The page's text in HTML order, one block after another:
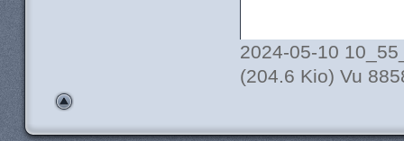
2024-05-10
(204.6 Kio) Vu